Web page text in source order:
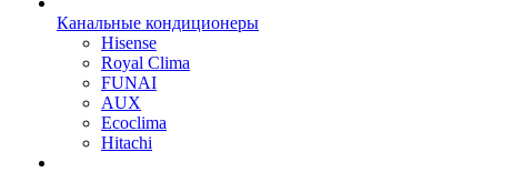
Канальные кондиционеры
Hisense
Royal Clima
FUNAI
AUX
Ecoclima
Hitachi